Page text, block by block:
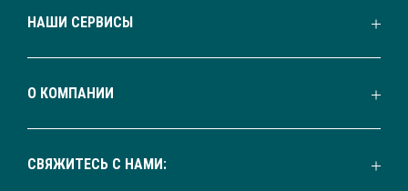
НАШИ СЕРВИСЫ
О КОМПАНИИ
СВЯЖИТЕСЬ С НАМИ: